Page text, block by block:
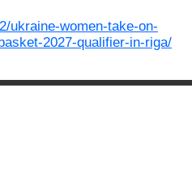
ukraine-women-take-on-
2027-qualifier-in-riga/